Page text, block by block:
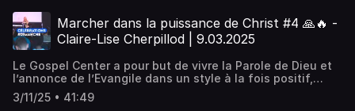
activités qui rejoignent la vie de tous les jours. Puissant,
en vivant la dimension de la guérison et du miraculeux.
Nous sommes une église désirant vivre la présence
puissance.
Marcher dans la puissance de Christ #4 🙏🔥 -
Claire-Lise Cherpillod | 9.03.2025
Le Gospel Center a pour but de vivre la Parole de Dieu et
l’annonce de l’Evangile dans un style à la fois positif,
pratique et puissant. Positif, en encourageant un style de
vie chrétien qui motive, construit et développe les dons
3/11/25 • 41:49